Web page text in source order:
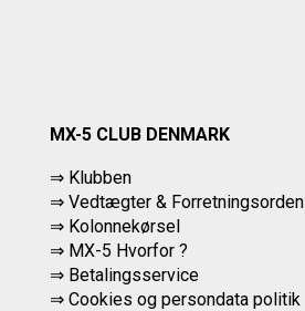
MX-5 CLUB DENMARK
⇒ Klubben
⇒ Vedtægter & Forretningsorden
⇒ Kolonnekørsel
⇒ MX-5 Hvorfor ?
⇒ Betalingsservice
⇒ Cookies og persondata politik